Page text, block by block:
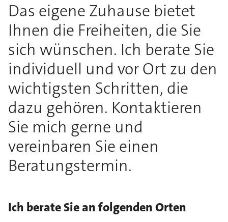
Das eigene Zuhause bietet
Ihnen die Freiheiten, die Sie
sich wünschen. Ich berate Sie
individuell und vor Ort zu den
wichtigsten Schritten, die
dazu gehören. Kontaktieren
Sie mich gerne und
vereinbaren Sie einen
Beratungstermin.
Ich berate Sie an folgenden Orten